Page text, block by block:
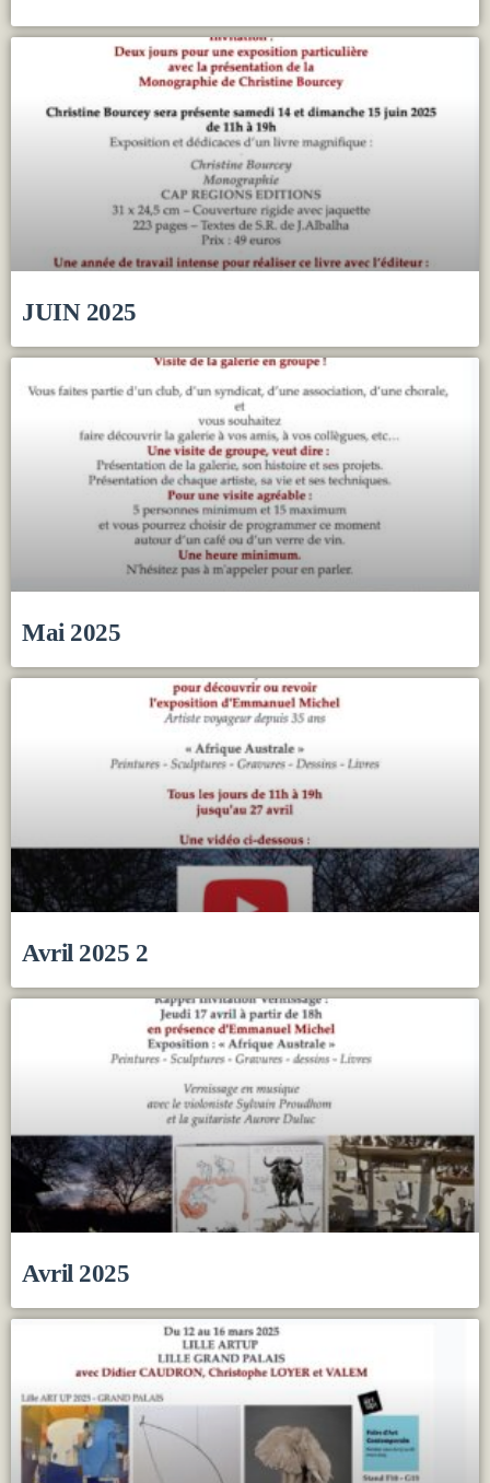
JUIN 2025
Mai 2025
Avril 2025 2
Avril 2025